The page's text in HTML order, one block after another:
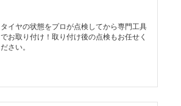
タイヤの状態をプロが点検してから専門工具
でお取り付け！取り付け後の点検もお任せく
ださい。